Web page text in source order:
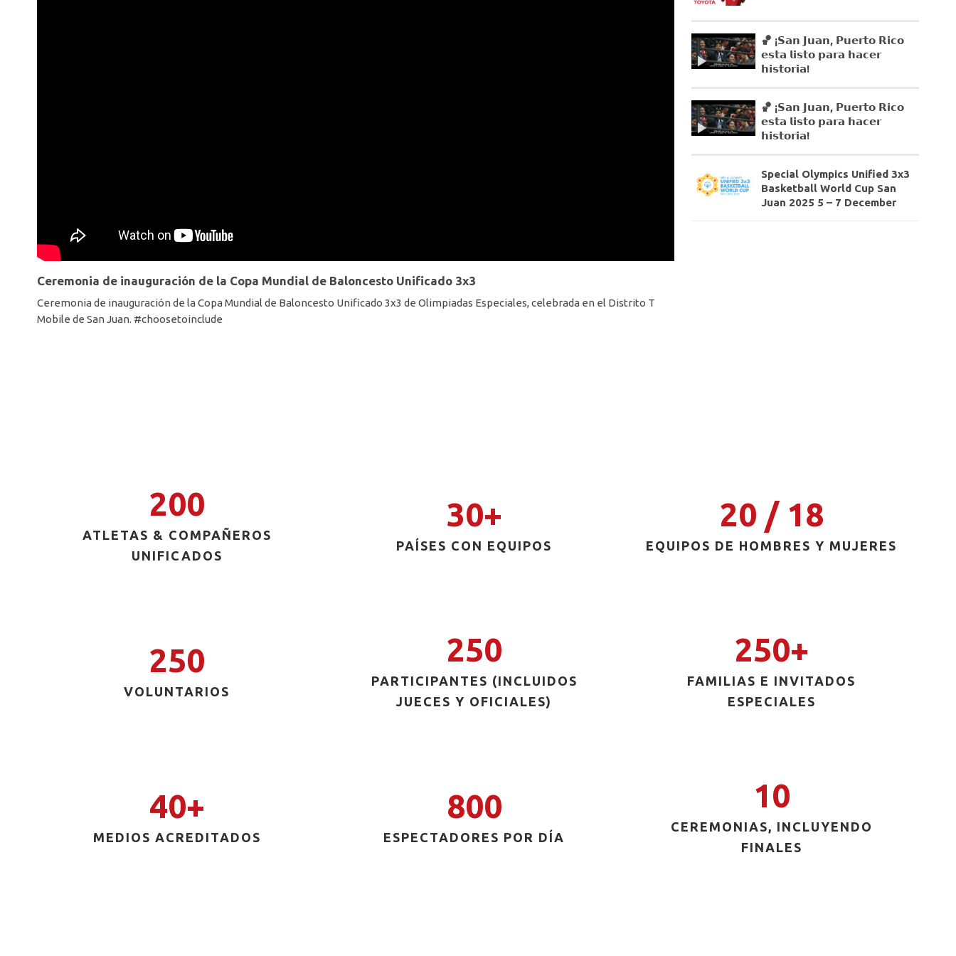
Ceremonia de inauguración de la Copa Mundial de Baloncesto Unificado 3x3
Ceremonia de inauguración de la Copa Mundial de Baloncesto Unificado 3x3 de Olimpiadas Especiales, celebrada en el Distrito T
Mobile de San Juan. #choosetoinclude
🏀 ¡𝗦𝗮𝗻 𝗝𝘂𝗮𝗻, 𝗣𝘂𝗲𝗿𝘁𝗼 𝗥𝗶𝗰𝗼
𝗲𝘀𝘁𝗮 𝗹𝗶𝘀𝘁𝗼 𝗽𝗮𝗿𝗮 𝗵𝗮𝗰𝗲𝗿
𝗵𝗶𝘀𝘁𝗼𝗿𝗶𝗮!
🏀 ¡𝗦𝗮𝗻 𝗝𝘂𝗮𝗻, 𝗣𝘂𝗲𝗿𝘁𝗼 𝗥𝗶𝗰𝗼
𝗲𝘀𝘁𝗮 𝗹𝗶𝘀𝘁𝗼 𝗽𝗮𝗿𝗮 𝗵𝗮𝗰𝗲𝗿
𝗵𝗶𝘀𝘁𝗼𝗿𝗶𝗮!
Special Olympics Unified 3x3
Basketball World Cup San
Juan 2025 5 – 7 December
200
ATLETAS & COMPAÑEROS
UNIFICADOS
30+
PAÍSES CON EQUIPOS
20 / 18
EQUIPOS DE HOMBRES Y MUJERES
250
VOLUNTARIOS
250
PARTICIPANTES (INCLUIDOS
JUECES Y OFICIALES)
250+
FAMILIAS E INVITADOS
ESPECIALES
40+
MEDIOS ACREDITADOS
800
ESPECTADORES POR DÍA
10
CEREMONIAS, INCLUYENDO
FINALES